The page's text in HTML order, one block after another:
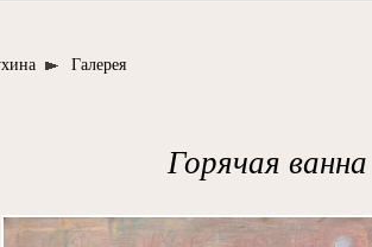
Галерея
Горячая ванна